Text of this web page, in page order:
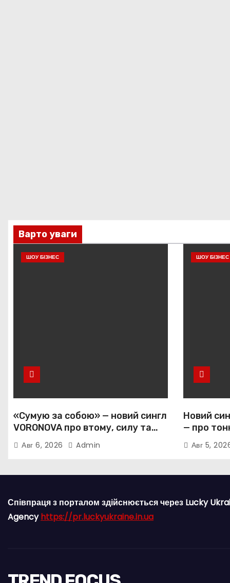
Варто уваги
ШОУ БІЗНЕС
«Сумую за собою» — новий сингл
VORONOVA про втому, силу та
повернення до себе
Авг 6, 2026 Admin
ШОУ БІЗНЕС
Новий
— про
Авг 5,
Співпраця з порталом здійснюється через Lucky
Agencyhttps://pr.luckyukraine.in.ua